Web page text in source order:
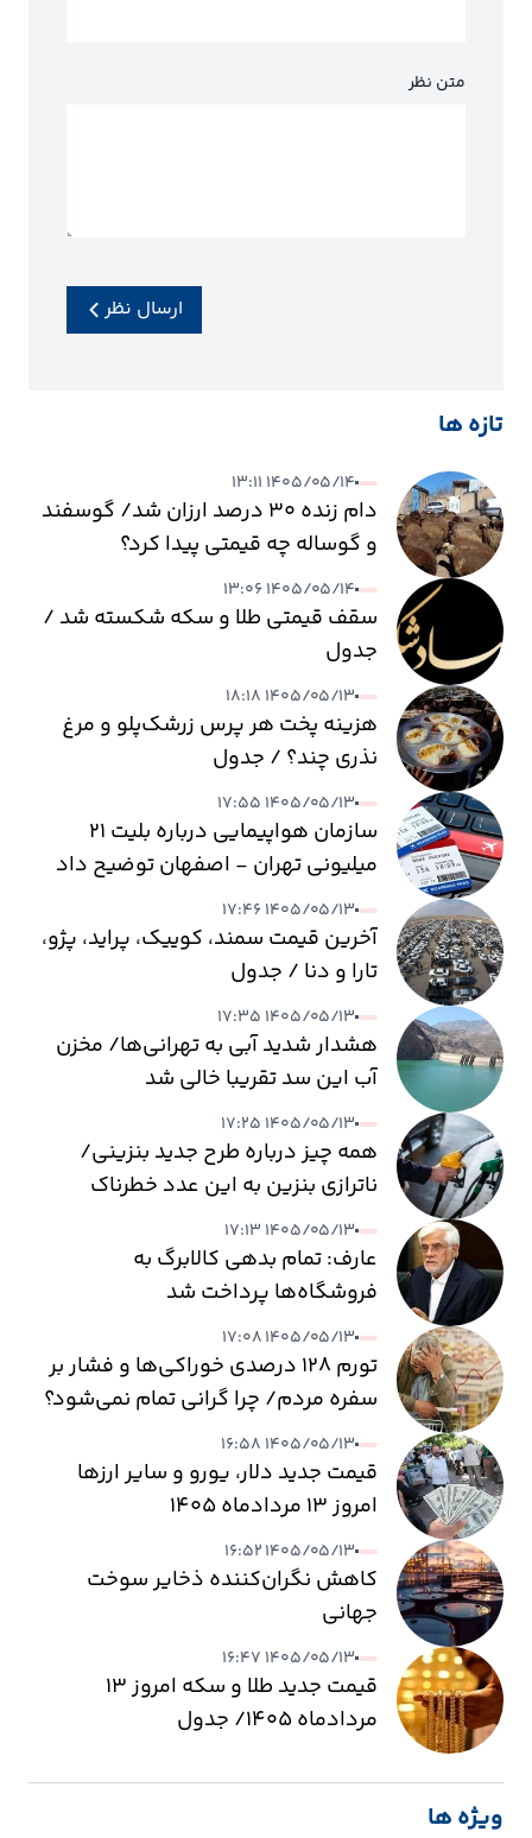
متن نظر
ارسال نظر
تازه ها
۱۴۰۵/۰۵/۱۴ ۱۳:۱۱
دام زنده ۳۰ درصد ارزان شد/ گوسفند
و گوساله چه قیمتی پیدا کرد؟
۱۴۰۵/۰۵/۱۴ ۱۳:۰۶
سقف قیمتی طلا و سکه شکسته شد /
جدول
۱۴۰۵/۰۵/۱۳ ۱۸:۱۸
هزینه پخت هر پرس زرشک‌پلو و مرغ
نذری چند؟ / جدول
۱۴۰۵/۰۵/۱۳ ۱۷:۵۵
سازمان هواپیمایی درباره بلیت ۲۱
میلیونی تهران - اصفهان توضیح داد
۱۴۰۵/۰۵/۱۳ ۱۷:۴۶
آخرین قیمت سمند، کوییک، پراید، پژو،
تارا و دنا / جدول
۱۴۰۵/۰۵/۱۳ ۱۷:۳۵
هشدار شدید آبی به تهرانی‌ها/ مخزن
آب این سد تقریبا خالی شد
۱۴۰۵/۰۵/۱۳ ۱۷:۲۵
همه چیز درباره طرح جدید بنزینی/
ناترازی بنزین به این عدد خطرناک
می‌رسد
۱۴۰۵/۰۵/۱۳ ۱۷:۱۳
عارف: تمام بدهی کالابرگ به
فروشگاه‌ها پرداخت شد
۱۴۰۵/۰۵/۱۳ ۱۷:۰۸
تورم ۱۲۸ درصدی خوراکی‌ها و فشار بر
سفره مردم/ چرا گرانی تمام نمی‌شود؟
۱۴۰۵/۰۵/۱۳ ۱۶:۵۸
قیمت جدید دلار، یورو و سایر ارزها
امروز ۱۳ مردادماه ۱۴۰۵
۱۴۰۵/۰۵/۱۳ ۱۶:۵۲
کاهش نگران‌کننده ذخایر سوخت
جهانی
۱۴۰۵/۰۵/۱۳ ۱۶:۴۷
قیمت جدید طلا و سکه امروز ۱۳
مردادماه ۱۴۰۵/ جدول
ویژه ها